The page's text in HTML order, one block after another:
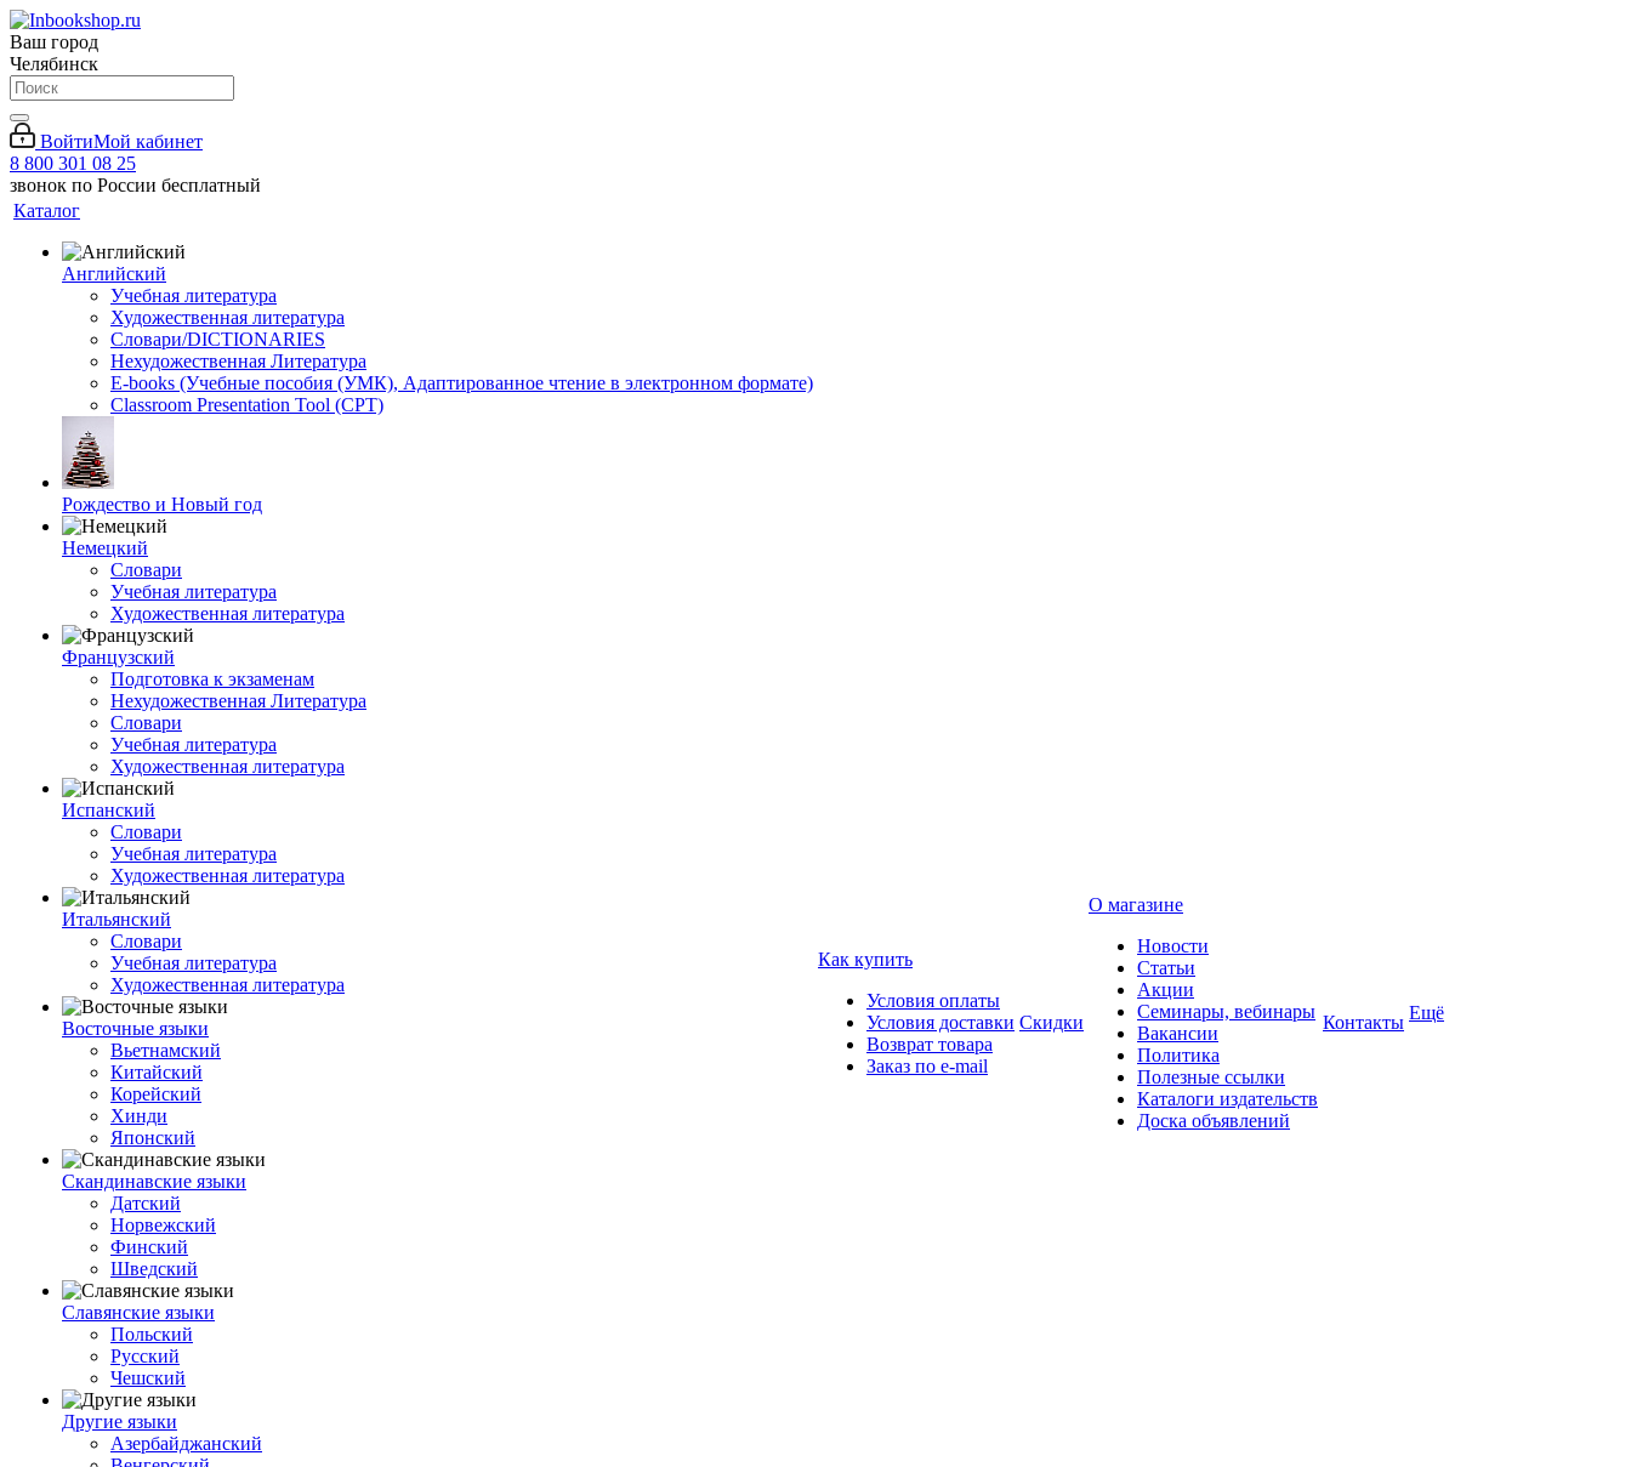
Ваш город
Челябинск
ВойтиМой кабинет
8 800 301 08 25
звонок по России бесплатный
Каталог
Английский
Учебная литература
Художественная литература
Словари/DICTIONARIES
Нехудожественная Литература
E-books (Учебные пособия (УМК), Адаптированное чтение в электронном формате)
Classroom Presentation Tool (CPT)
Рождество и Новый год
Немецкий
Словари
Учебная литература
Художественная литература
Французский
Подготовка к экзаменам
Нехудожественная Литература
Словари
Учебная литература
Художественная литература
Испанский
Словари
Учебная литература
Художественная литература
Итальянский
Словари
Учебная литература
Художественная литература
Восточные языки
Вьетнамский
Китайский
Корейский
Хинди
Японский
Скандинавские языки
Датский
Норвежский
Финский
Шведский
Славянские языки
Польский
Русский
Чешский
Другие языки
Азербайджанский
Как купить
Условия оплаты
Условия доставки
Возврат товара
Заказ по e-mail
Скидки
О магазине
Новости
Статьи
Акции
Семинары, вебинары
Вакансии
Политика
Полезные ссылки
Каталоги издательств
Доска объявлений
Контакты Ещё